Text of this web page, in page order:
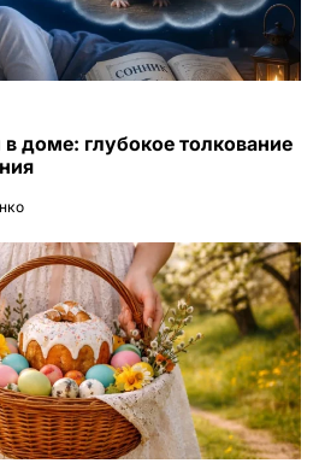
доме: глубокое толкование